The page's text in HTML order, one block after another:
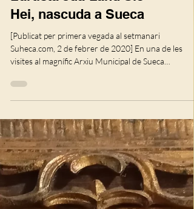
Segle XX
L’artista Jua-Land Sie-
Hei, nascuda a Sueca
[Publicat per primera vegada al setmanari
Suheca.com, 2 de febrer de 2020] En una de les
visites al magnífic Arxiu Muni­cipal de Sueca
m’aparegué de manera sobtada un pa­per sense
massa importàn­cia, però suficient per a deixar-me
poc neguitós. Era el prospecte publicitari d’un
espectacle de varietats del Teatre Serrano